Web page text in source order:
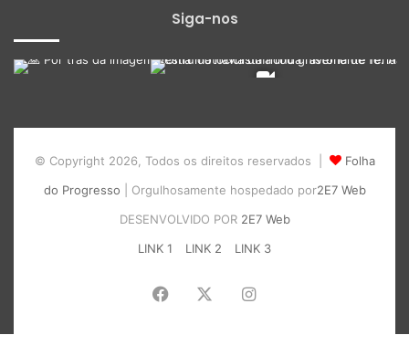
Siga-nos
© Copyright 2026, Todos os direitos reservados |
Folha
do Progresso | Orgulhosamente hospedado por2E7 Web
DESENVOLVIDO POR 2E7 Web
LINK 1
LINK 2 LINK 3
Facebook Instagram